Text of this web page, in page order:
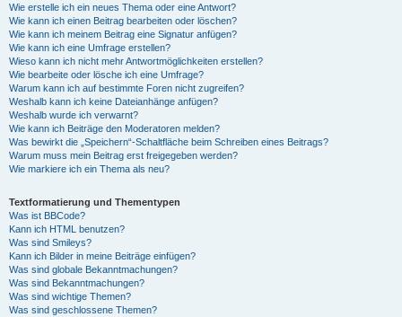
Wie erstelle ich ein neues Thema oder eine Antwort?
Wie kann ich einen Beitrag bearbeiten oder löschen?
Wie kann ich meinem Beitrag eine Signatur anfügen?
Wie kann ich eine Umfrage erstellen?
Wieso kann ich nicht mehr Antwortmöglichkeiten erstellen?
Wie bearbeite oder lösche ich eine Umfrage?
Warum kann ich auf bestimmte Foren nicht zugreifen?
Weshalb kann ich keine Dateianhänge anfügen?
Weshalb wurde ich verwarnt?
Wie kann ich Beiträge den Moderatoren melden?
Was bewirkt die „Speichern“-Schaltfläche beim Schreiben eines Beitrags?
Warum muss mein Beitrag erst freigegeben werden?
Wie markiere ich ein Thema als neu?
Textformatierung und Thementypen
Was ist BBCode?
Kann ich HTML benutzen?
Was sind Smileys?
Kann ich Bilder in meine Beiträge einfügen?
Was sind globale Bekanntmachungen?
Was sind Bekanntmachungen?
Was sind wichtige Themen?
Was sind geschlossene Themen?